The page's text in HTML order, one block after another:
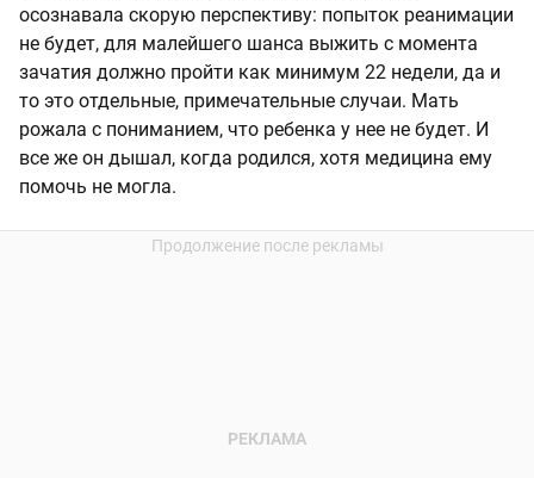
осознавала скорую перспективу: попыток реанимации
не будет, для малейшего шанса выжить с момента
зачатия должно пройти как минимум 22 недели, да и
то это отдельные, примечательные случаи. Мать
рожала с пониманием, что ребенка у нее не будет. И
все же он дышал, когда родился, хотя медицина ему
помочь не могла.